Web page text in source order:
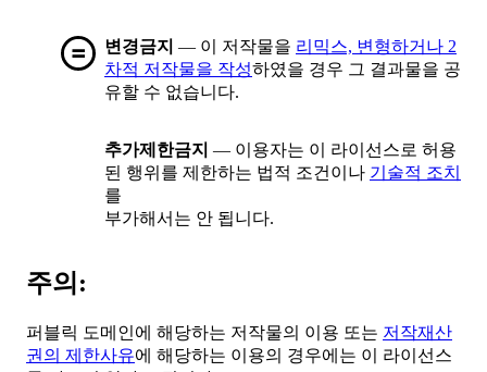
변경금지 — 이 저작물을 리믹스, 변형하거나 2
차적 저작물을 작성하였을 경우 그 결과물을 공
유할 수 없습니다.
추가제한금지 — 이용자는 이 라이선스로 허용
된 행위를 제한하는 법적 조건이나 기술적 조치
를
부가해서는 안 됩니다.
주의:
퍼블릭 도메인에 해당하는 저작물의 이용 또는 저작재산
권의 제한사유에 해당하는 이용의 경우에는 이 라이선스